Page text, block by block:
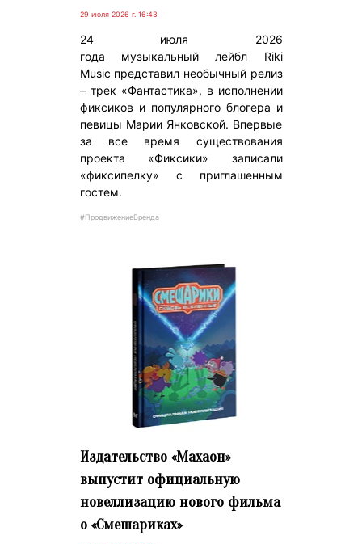
29 июля 2026 г. 16:43
24 июля 2026
года музыкальный лейбл Riki
Music представил необычный релиз
– трек «Фантастика», в исполнении
фиксиков и популярного блогера и
певицы Марии Янковской. Впервые
за все время существования
проекта «Фиксики» записали
«фиксипелку» с приглашенным
гостем.
#ПродвижениеБренда
Издательство «Махаон»
выпустит официальную
новеллизацию нового фильма
о «Смешариках»